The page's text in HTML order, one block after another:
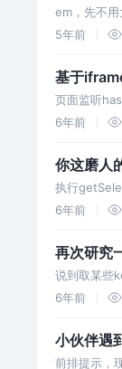
em，先不
cookie、
5年前
基于
页面监听
息过多，那
6年前
你这磨人
执行
有几个属性
6年前
再次研究
说到取某些
+never去做
6年前
小伙伴遇
前排提示，